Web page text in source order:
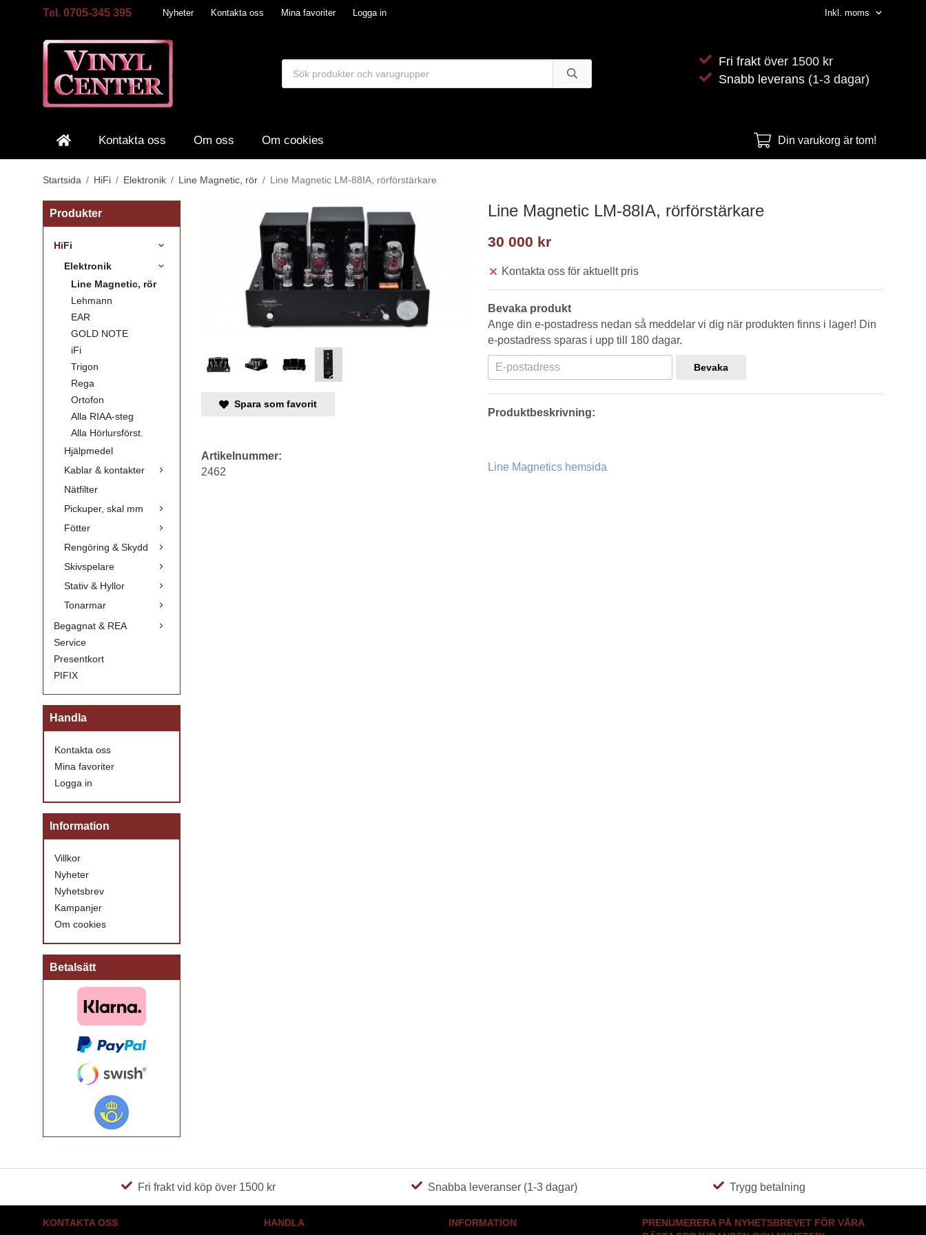
Tel. 0705-345 395 Nyheter Kontakta oss Mina favoriter Logga in
Fri frakt över 1500 kr
Snabb leverans (1-3 dagar)
Kontakta oss Om oss Om cookies Din varukorg är tom!
Startsida / HiFi / Elektronik / Line Magnetic, rör / Line Magnetic LM-88IA, rörförstärkare
Produkter
HiFi
Elektronik
Line Magnetic, rör
Lehmann
EAR
GOLD NOTE
iFi
Trigon
Rega
Ortofon
Alla RIAA-steg
Alla Hörlursförst.
Hjälpmedel
Kablar & kontakter
Nätfilter
Pickuper, skal mm
Fötter
Rengöring & Skydd
Skivspelare
Stativ & Hyllor
Tonarmar
Begagnat & REA
Service
Presentkort
PIFIX
Handla
Kontakta oss
Mina favoriter
Logga in
Information
Villkor
Nyheter
Nyhetsbrev
Kampanjer
Om cookies
Betalsätt
Line Magnetic LM-88IA, rörförstärkare
30 000 kr
Kontakta oss för aktuellt pris
Bevaka produkt
Ange din e-postadress nedan så meddelar vi dig när produkten finns i lager! Din
e-postadress sparas i upp till 180 dagar.
Bevaka
Produktbeskrivning:
Line Magnetics hemsida
Spara som favorit
Artikelnummer:
2462
Fri frakt vid köp över 1500 kr Snabba leveranser (1-3 dagar) Trygg betalning
KONTAKTA OSS HANDLA INFORMATION
PRENUMERERA PÅ NYHETSBREVET FÖR VÅRA